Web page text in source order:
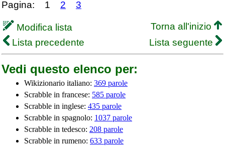
Pagina: 1 2 3
Modifica lista
Torna all'inizio
Lista precedente
Lista seguente
Vedi questo elenco per:
Wikizionario italiano: 369 parole
Scrabble in francese: 585 parole
Scrabble in inglese: 435 parole
Scrabble in spagnolo: 1037 parole
Scrabble in tedesco: 208 parole
Scrabble in rumeno: 633 parole